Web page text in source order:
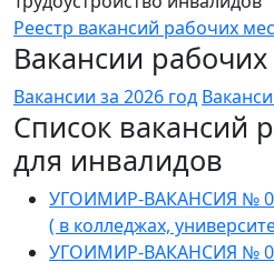
Реестр вакансий рабочих
Вакансии
Вакансии за 2026 год
Список вакансий
для инвалидов
УГОИМИР-ВАКАНСИЯ №
( в колледжах,
УГОИМИР-ВАКАНСИЯ №